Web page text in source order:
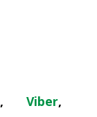
, Viber,